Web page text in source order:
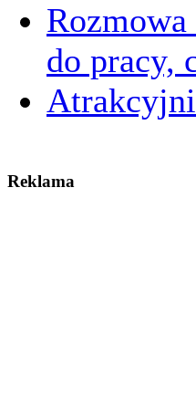
do pracy,
Atrakcyjni
Reklama